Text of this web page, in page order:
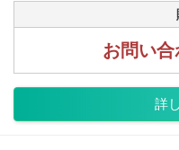
お問い合
詳